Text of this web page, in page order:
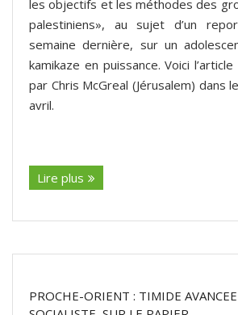
les objectifs et les méthodes des
palestiniens», au sujet d’un
semaine dernière, sur un
kamikaze en puissance. Voici
par Chris McGreal (Jérusalem) dans
avril.
Lire plus
PROCHE-ORIENT : TIMIDE